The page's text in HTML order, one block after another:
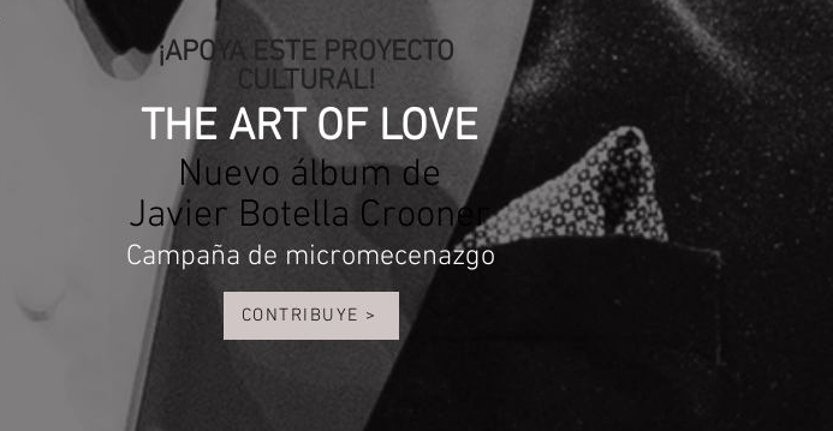
Nuevo álbum de
Javier Botella Crooner
Campaña de micromecenazgo
¡APOYA ESTE PROYECTO
CULTURAL!
THE ART OF LOVE
CONTRIBUYE >